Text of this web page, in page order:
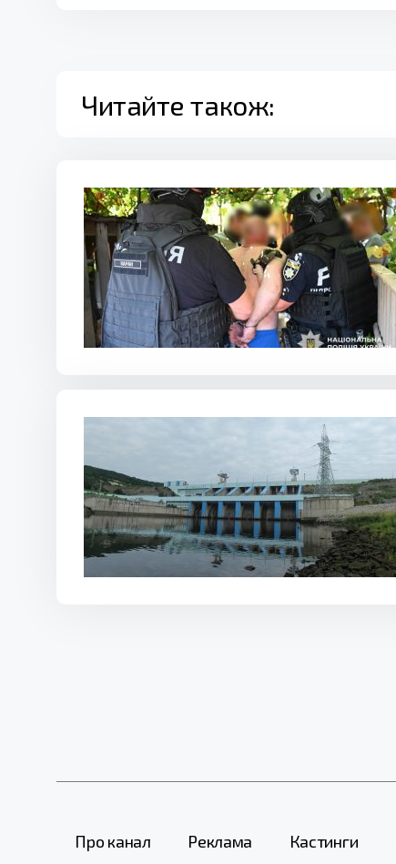
Читайте також:
Про канал Реклама Кастинги